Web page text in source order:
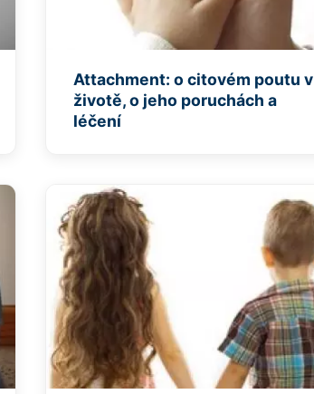
Attachment: o citovém poutu v
životě, o jeho poruchách a
léčení